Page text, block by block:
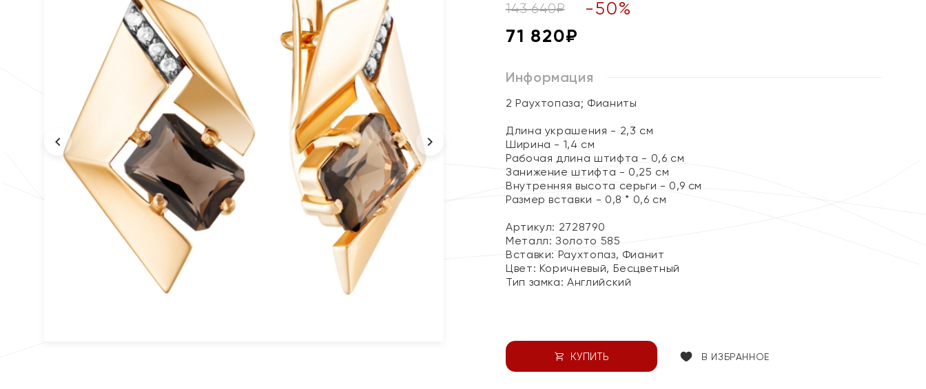
143 640₽ -50%
71 820₽
Информация
2 Раухтопаза; Фианиты
Длина украшения - 2,3 см
Ширина - 1,4 см
Рабочая длина штифта - 0,6 см
Занижение штифта - 0,25 см
Внутренняя высота серьги - 0,9 см
Размер вставки - 0,8 * 0,6 см
Артикул: 2728790
Металл:Золото 585
Вставки: Раухтопаз, Фианит
Цвет: Коричневый, Бесцветный
Тип замка:Английский
КУПИТЬ В ИЗБРАННОЕ